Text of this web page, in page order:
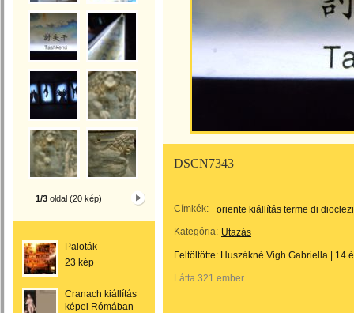
1/3 oldal (20 kép)
Paloták
23 kép
Cranach kiállítás
képei Rómában
DSCN7343
Címkék:
oriente kiállítás terme di
Kategória: Utazás
Feltöltötte: Huszákné Vigh Gabriella 14
Látta 321 ember.